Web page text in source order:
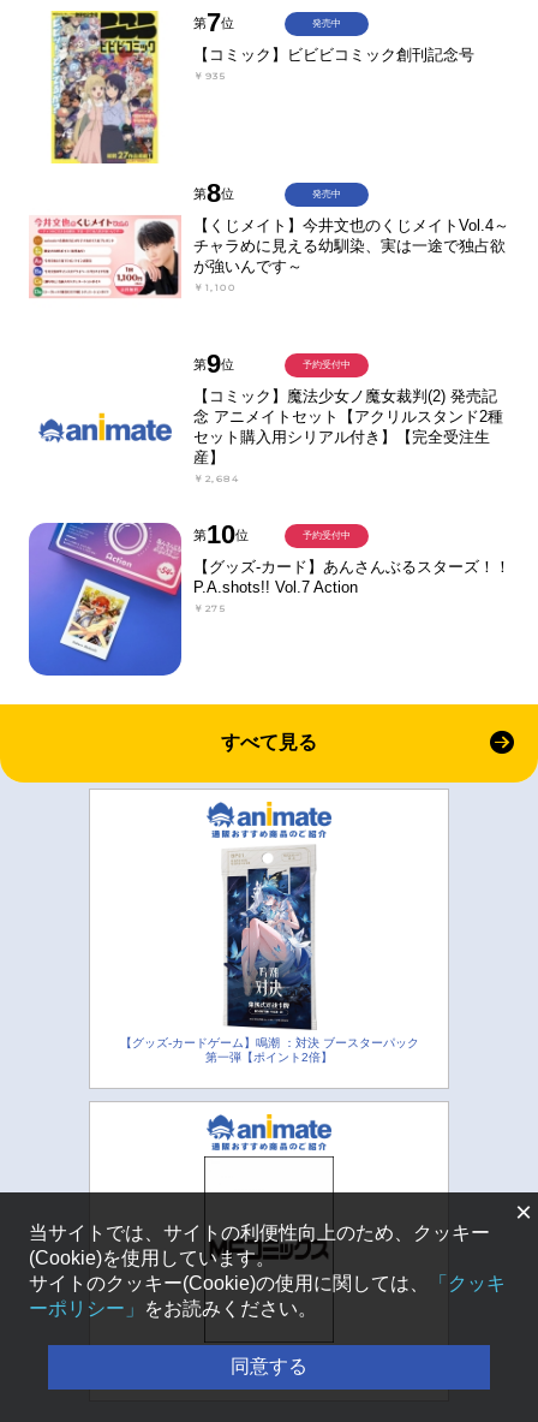
第7位
【コミック】ビビビコミック創刊記念号
￥935
発売中
第8位
【くじメイト】今井文也のくじメイトVol.4～
チャラめに見える幼馴染、実は一途で独占欲
が強いんです～
￥1,100
発売中
第9位
【コミック】魔法少女ノ魔女裁判(2) 発売記
念 アニメイトセット【アクリルスタンド2種
セット購入用シリアル付き】【完全受注生
産】
￥2,684
予約受付中
第10位
【グッズ-カード】あんさんぶるスターズ！！
P.A.shots!! Vol.7 Action
￥275
予約受付中
すべて見る
【グッズ-カードゲーム】鳴潮 ：対決 ブースターパック
第一弾【ポイント2倍】
【コミック】魔法少女ノ魔女裁判(2)
×
当サイトでは、サイトの利便性向上のため、クッキー
(Cookie)を使用しています。
サイトのクッキー(Cookie)の使用に関しては、
「クッキ
ーポリシー」
をお読みください。
同意する